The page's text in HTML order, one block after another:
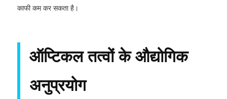
काफी कम कर सकता है।
ऑप्टिकल तत्वों के औद्योगिक
अनुप्रयोग